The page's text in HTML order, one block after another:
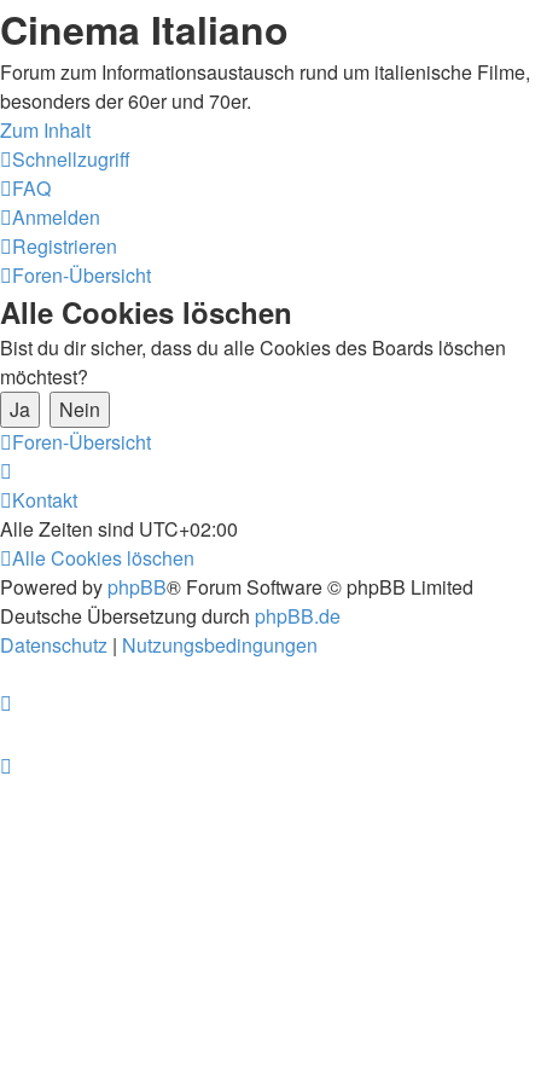
Cinema Italiano
Forum zum Informationsaustausch rund um italienische Filme,
besonders der 60er und 70er.
Zum Inhalt
Schnellzugriff
FAQ
Anmelden
Registrieren
Foren-Übersicht
Alle Cookies löschen
Bist du dir sicher, dass du alle Cookies des Boards löschen
möchtest?
Foren-Übersicht
Kontakt
Alle Zeiten sind UTC+02:00
Alle Cookies löschen
Powered by phpBB® Forum Software © phpBB Limited
Deutsche Übersetzung durch phpBB.de
Datenschutz | Nutzungsbedingungen